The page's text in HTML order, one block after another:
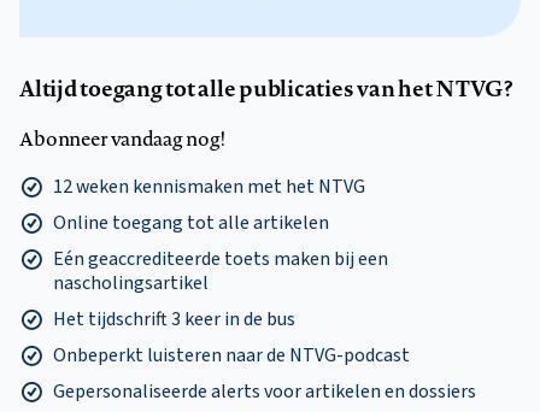
Altijd toegang tot alle publicaties van het NTVG?
Abonneer vandaag nog!
12 weken kennismaken met het NTVG
Online toegang tot alle artikelen
Eén geaccrediteerde toets maken bij een
nascholingsartikel
Het tijdschrift 3 keer in de bus
Onbeperkt luisteren naar de NTVG-podcast
Gepersonaliseerde alerts voor artikelen en dossiers